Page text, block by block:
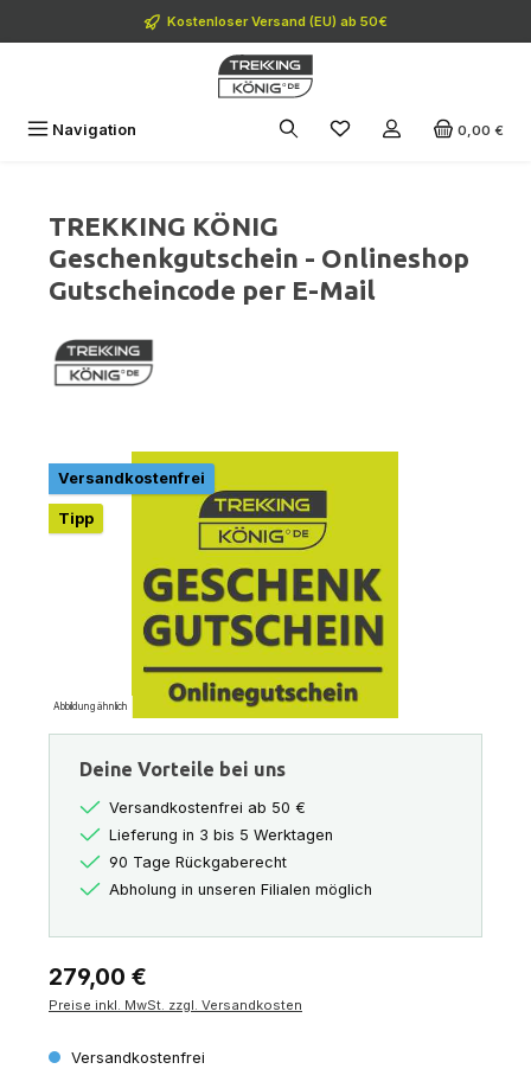
Zum Hauptinhalt springenKostenloser Versand (EU) ab 50€
Navigation 0,00 €
TREKKING KÖNIG
Geschenkgutschein - Onlineshop
Gutscheincode per E-Mail
Bildergalerie überspringen
Versandkostenfrei
Tipp
Abbildung ähnlich
Deine Vorteile bei uns
Versandkostenfrei ab 50 €
Lieferung in 3 bis 5 Werktagen
90 Tage Rückgaberecht
Abholung in unseren Filialen möglich
Regulärer Preis:
279,00 €
Preise inkl. MwSt. zzgl. Versandkosten
Versandkostenfrei